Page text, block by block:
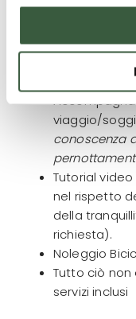
Cosa non è
viaggio/
conoscenza
Tutorial
nel rispetto
della
richiesta).
Noleggio
Tutto ciò
servizi inclusi